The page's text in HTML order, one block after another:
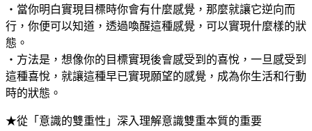
‧當你明白實現目標時你會有什麼感覺，那麼就讓它逆向而
行，你便可以知道，透過喚醒這種感覺，可以實現什麼樣的狀
態。
‧方法是，想像你的目標實現後會感受到的喜悅，一旦感受到
這種喜悅，就讓這種早已實現願望的感覺，成為你生活和行動
時的狀態。
★從「意識的雙重性」深入理解意識雙重本質的重要